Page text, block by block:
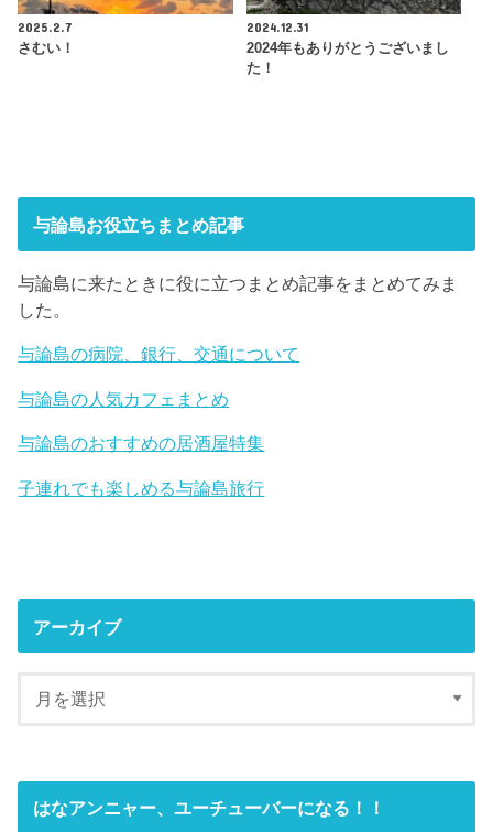
2025.2.7
さむい！
2024.12.31
2024年もありがとうございまし
た！
与論島お役立ちまとめ記事
与論島に来たときに役に立つまとめ記事をまとめてみま
した。
与論島の病院、銀行、交通について
与論島の人気カフェまとめ
与論島のおすすめの居酒屋特集
子連れでも楽しめる与論島旅行
アーカイブ
はなアンニャー、ユーチューバーになる！！